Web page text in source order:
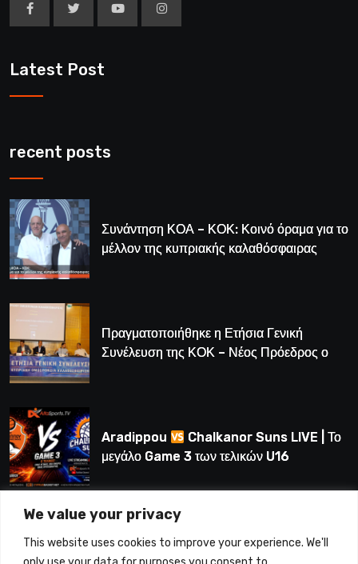
We value your privacy
This website uses cookies to improve your experience. We'll
Latest Post
recent posts
Συνάντηση ΚΟΑ – ΚΟΚ: Κοινό όραμα για το
μέλλον της κυπριακής καλαθόσφαιρας
Πραγματοποιήθηκε η Ετήσια Γενική
Συνέλευση της ΚΟΚ – Νέος Πρόεδρος ο
Aradippou
Chalkanor Suns LIVE | Το
μεγάλο Game 3 των τελικών U16
LIVE | Ύδρα Ασφαλιστική ΕΝΑΔ vs
Άτλαντας Πάφου